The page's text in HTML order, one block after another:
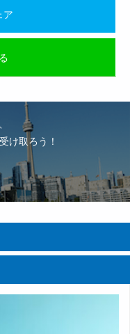
ア
け取ろう！